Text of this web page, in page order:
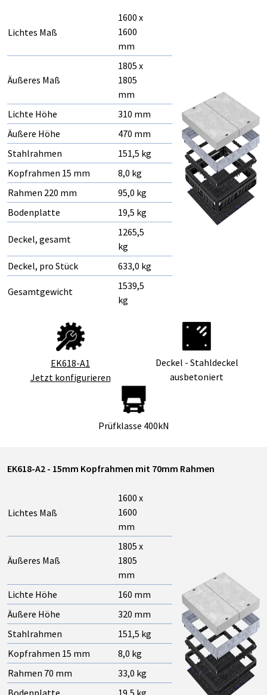
Lichtes Maß
1600 x
1600
mm
Äußeres Maß
1805 x
1805
mm
Lichte Höhe
310 mm
Äußere Höhe
470 mm
Stahlrahmen
151,5 kg
Kopfrahmen 15 mm
8,0 kg
Rahmen 220 mm
95,0 kg
Bodenplatte
19,5 kg
Deckel, gesamt
1265,5
kg
Deckel, pro Stück
633,0 kg
Gesamtgewicht
1539,5
kg
EK618-A1
Jetzt konfigurieren
Deckel - Stahldeckel
ausbetoniert
Prüfklasse 400kN
EK618-A2 - 15mm Kopfrahmen mit 70mm Rahmen
Lichtes Maß
1600 x
1600
mm
Äußeres Maß
1805 x
1805
mm
Lichte Höhe
160 mm
Äußere Höhe
320 mm
Stahlrahmen
151,5 kg
Kopfrahmen 15 mm
8,0 kg
Rahmen 70 mm
33,0 kg
Bodenplatte
19,5 kg